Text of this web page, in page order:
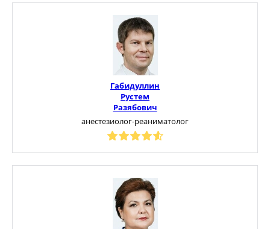
Габидуллин
Рустем
Разябович
анестезиолог-реаниматолог